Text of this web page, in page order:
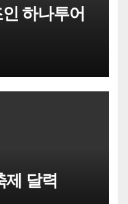
하나투어
제 달력